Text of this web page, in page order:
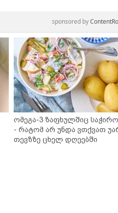
sponsored by
ომეგა-3 ზაფხულშიც
- რატომ არ უნდა ვთქვათ
თევზზე ცხელ დღეებში